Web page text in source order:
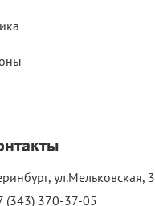
ул.Мельковская, 3
(343) 370-37-05